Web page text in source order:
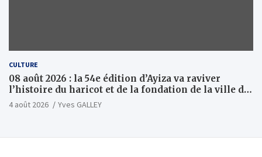
CULTURE
08 août 2026 : la 54e édition d’Ayiza va raviver
l’histoire du haricot et de la fondation de la ville de
Tsévié
4 août 2026 Yves GALLEY